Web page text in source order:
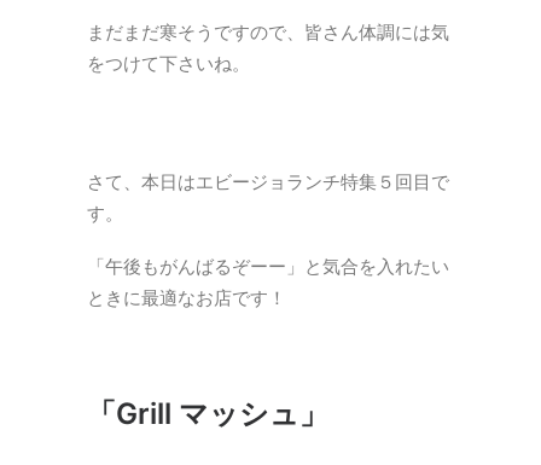
まだまだ寒そうですので、皆さん体調には気
をつけて下さいね。
さて、本日はエビージョランチ特集５回目で
す。
「午後もがんばるぞーー」と気合を入れたい
ときに最適なお店です！
「Grill マッシュ」